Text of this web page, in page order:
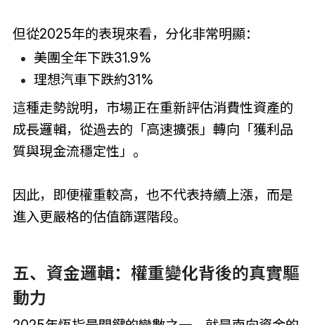
但從2025年的表現來看，分化非常明顯：
美團全年下跌31.9%
理想汽車下跌約31%
這種走勢說明，市場正在重新評估消費性資產的
成長邏輯，從過去的「高速擴張」轉向「獲利品
質與現金流穩定性」。
因此，即便權重較高，也不代表持續上漲，而是
進入更嚴格的估值篩選階段。
五、資金邏輯：權重變化背後的真實驅
動力